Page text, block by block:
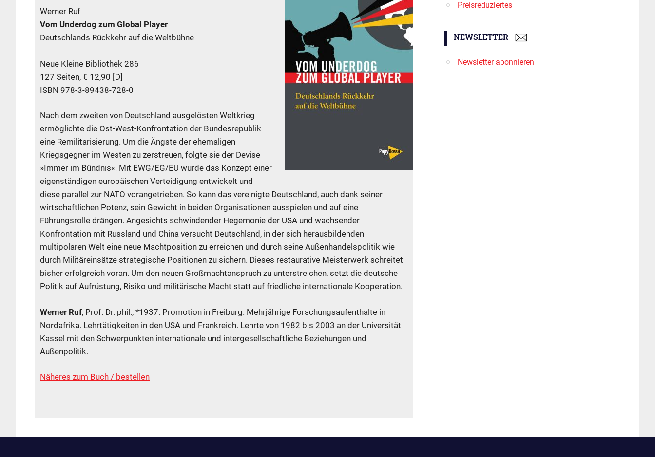
Werner Ruf
Vom Underdog zum Global Player
Deutschlands Rückkehr auf die Weltbühne
Neue Kleine Bibliothek 286
127 Seiten, € 12,90 [D]
ISBN 978-3-89438-728-0
Nach dem zweiten von Deutschland ausgelösten Weltkrieg
ermöglichte die Ost-West-Konfrontation der Bundesrepublik
eine Remilitarisierung. Um die Ängste der ehemaligen
Kriegsgegner im Westen zu zerstreuen, folgte sie der Devise
»Immer im Bündnis«. Mit EWG/EG/EU wurde das Konzept einer
eigenständigen europäischen Verteidigung entwickelt und
diese parallel zur NATO vorangetrieben. So kann das vereinigte Deutschland, auch dank seiner
wirtschaftlichen Potenz, sein Gewicht in beiden Organisationen ausspielen und auf eine
Führungsrolle drängen. Angesichts schwindender Hegemonie der USA und wachsender
Konfrontation mit Russland und China versucht Deutschland, in der sich herausbildenden
multipolaren Welt eine neue Machtposition zu erreichen und durch seine Außenhandelspolitik wie
durch Militäreinsätze strategische Positionen zu sichern. Dieses restaurative Meisterwerk schreitet
bisher erfolgreich voran. Um den neuen Großmachtanspruch zu unterstreichen, setzt die deutsche
Politik auf Aufrüstung, Risiko und militärische Macht statt auf friedliche internationale Kooperation.
Werner Ruf, Prof. Dr. phil., *1937. Promotion in Freiburg. Mehrjährige Forschungsaufenthalte in
Nordafrika. Lehrtätigkeiten in den USA und Frankreich. Lehrte von 1982 bis 2003 an der Universität
Kassel mit den Schwerpunkten internationale und intergesellschaftliche Beziehungen und
Außenpolitik.
Näheres zum Buch / bestellen
Preisreduziertes
NEWSLETTER
Newsletter abonnieren